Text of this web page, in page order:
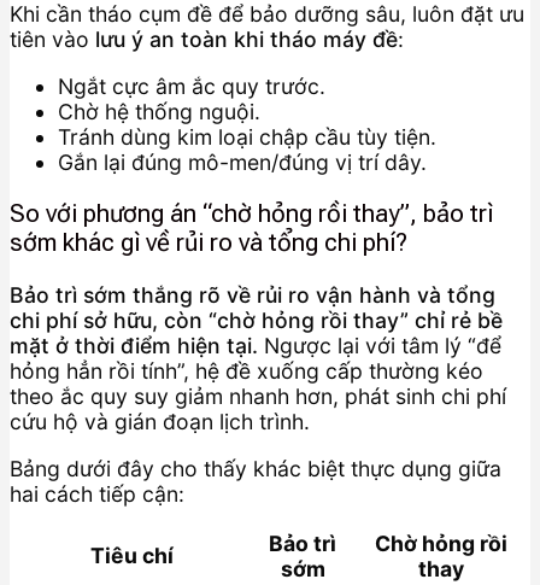
Khi cần tháo cụm đề để bảo dưỡng sâu, luôn đặt ưu
tiên vào lưu ý an toàn khi tháo máy đề:
Ngắt cực âm ắc quy trước.
Chờ hệ thống nguội.
Tránh dùng kim loại chập cầu tùy tiện.
Gắn lại đúng mô-men/đúng vị trí dây.
So với phương án “chờ hỏng rồi thay”, bảo trì
sớm khác gì về rủi ro và tổng chi phí?
Bảo trì sớm thắng rõ về rủi ro vận hành và tổng
chi phí sở hữu, còn “chờ hỏng rồi thay” chỉ rẻ bề
mặt ở thời điểm hiện tại. Ngược lại với tâm lý “để
hỏng hẳn rồi tính”, hệ đề xuống cấp thường kéo
theo ắc quy suy giảm nhanh hơn, phát sinh chi phí
cứu hộ và gián đoạn lịch trình.
Bảng dưới đây cho thấy khác biệt thực dụng giữa
hai cách tiếp cận:
Tiêu chí
Bảo trì
sớm
Chờ hỏng rồi
thay